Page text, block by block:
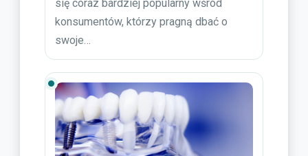
się coraz bardziej popularny wśród
konsumentów, którzy pragną dbać o
swoje…